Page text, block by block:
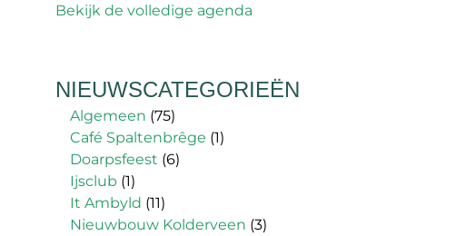
Bekijk de volledige agenda
NIEUWSCATEGORIEËN
Algemeen (75)
Café Spaltenbrêge (1)
Doarpsfeest (6)
Ijsclub (1)
It Ambyld (11)
Nieuwbouw Kolderveen (3)